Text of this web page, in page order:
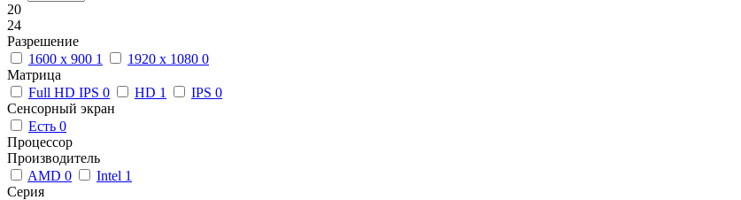
20
24
Разрешение
1600 x 900 1 1920 x 1080 0
Матрица
Full HD IPS 0 HD 1 IPS 0
Сенсорный экран
Есть 0
Процессор
Производитель
AMD 0 Intel 1
Серия